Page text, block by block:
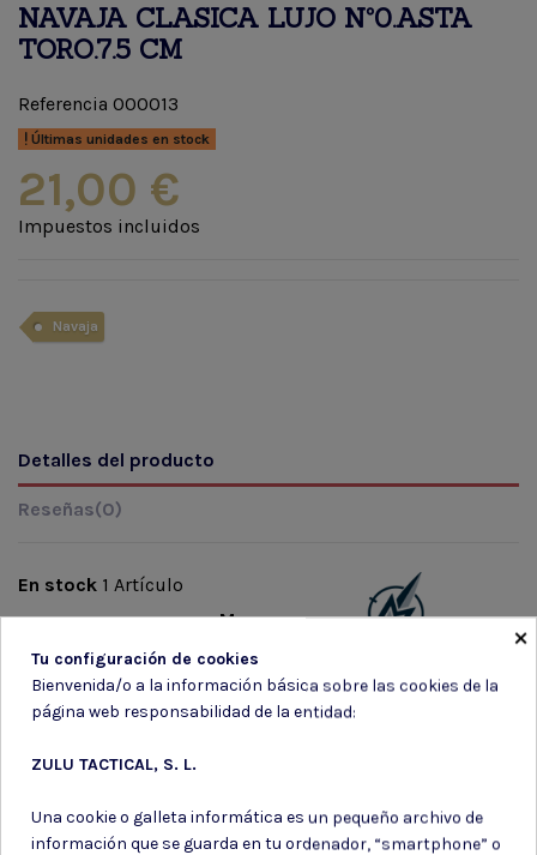
NAVAJA CLASICA LUJO Nº0.ASTA
TORO.7.5 CM
Referencia 000013
Últimas unidades en stock
21,00 €
Impuestos incluidos
Navaja
Detalles del producto
Reseñas(0)
Marca
En stock 1 Artículo
Suscríbete a nuestro boletín
×
Tu configuración de cookies
Bienvenida/o a la información básica sobre las cookies de la
página web responsabilidad de la entidad:
ZULU TACTICAL, S. L.
Una cookie o galleta informática es un pequeño archivo de
información que se guarda en tu ordenador, “smartphone” o